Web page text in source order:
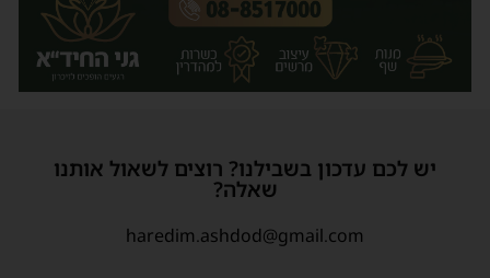
יש לכם עדכון בשבילנו? רוצים לשאול אותנו
שאלה?
haredim.ashdod@gmail.com